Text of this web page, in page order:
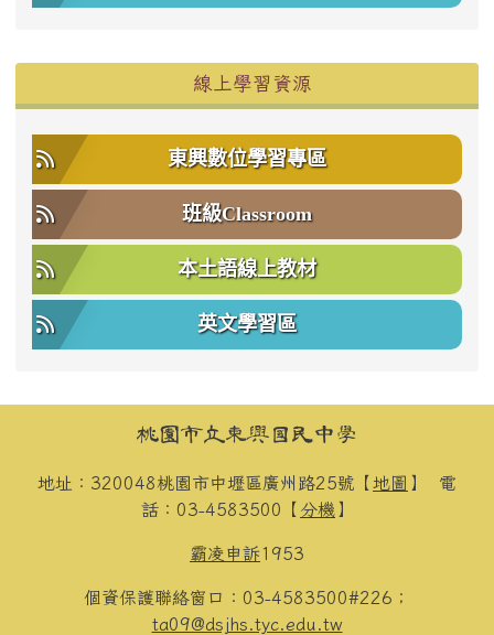
線上學習資源
東興數位學習專區
班級Classroom
本土語線上教材
英文學習區
頁尾區域內容桃園市立東興國民中學
地址：320048桃園市中壢區廣州路25號【 地圖 】 電
話：03-4583500【 分機 】
霸凌申訴1953
個資保護聯絡窗口：03-4583500#226；
ta09@dsjhs.tyc.edu.tw